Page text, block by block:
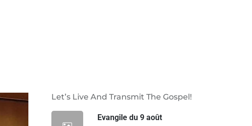
Let’s Live And Transmit The Gospel!
Evangile du 9 août